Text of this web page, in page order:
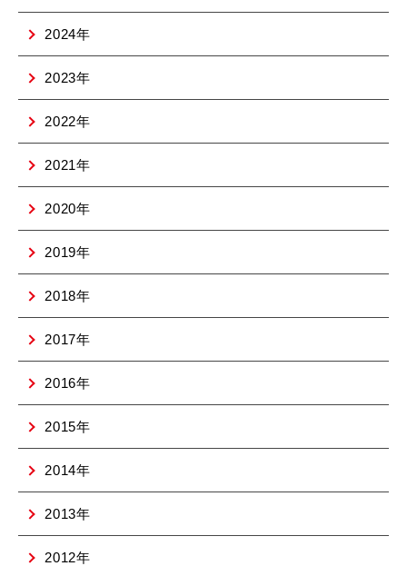
2024年
2023年
2022年
2021年
2020年
2019年
2018年
2017年
2016年
2015年
2014年
2013年
2012年